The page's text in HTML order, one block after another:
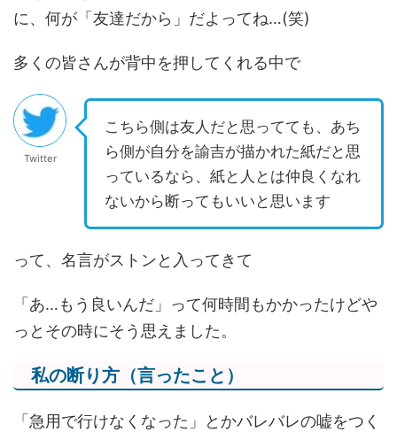
に、何が「友達だから」だよってね…(笑)
多くの皆さんが背中を押してくれる中で
Twitter
こちら側は友人だと思ってても、あち
ら側が自分を諭吉が描かれた紙だと思
っているなら、紙と人とは仲良くなれ
ないから断ってもいいと思います
って、名言がストンと入ってきて
「あ…もう良いんだ」って何時間もかかったけどや
っとその時にそう思えました。
私の断り方（言ったこと）
「急用で行けなくなった」とかバレバレの嘘をつく